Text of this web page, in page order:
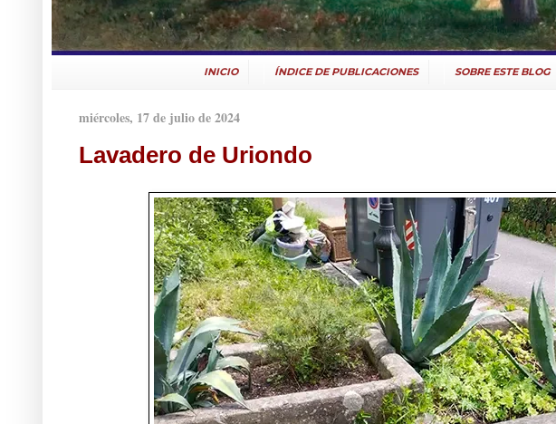
INICIO ÍNDICE DE PUBLICACIONES SOBRE ESTE BLOG
miércoles, 17 de julio de 2024
Lavadero de Uriondo